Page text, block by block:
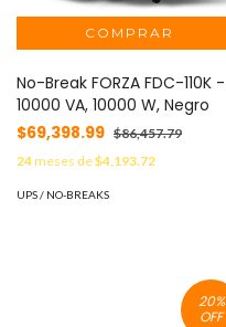
No-Break FORZA FDC-110K -
10000 VA, 10000 W, Negro
$69,398.99 $86,457.79
24meses de$4,193.72
UPS / NO-BREAKS
20%
OFF